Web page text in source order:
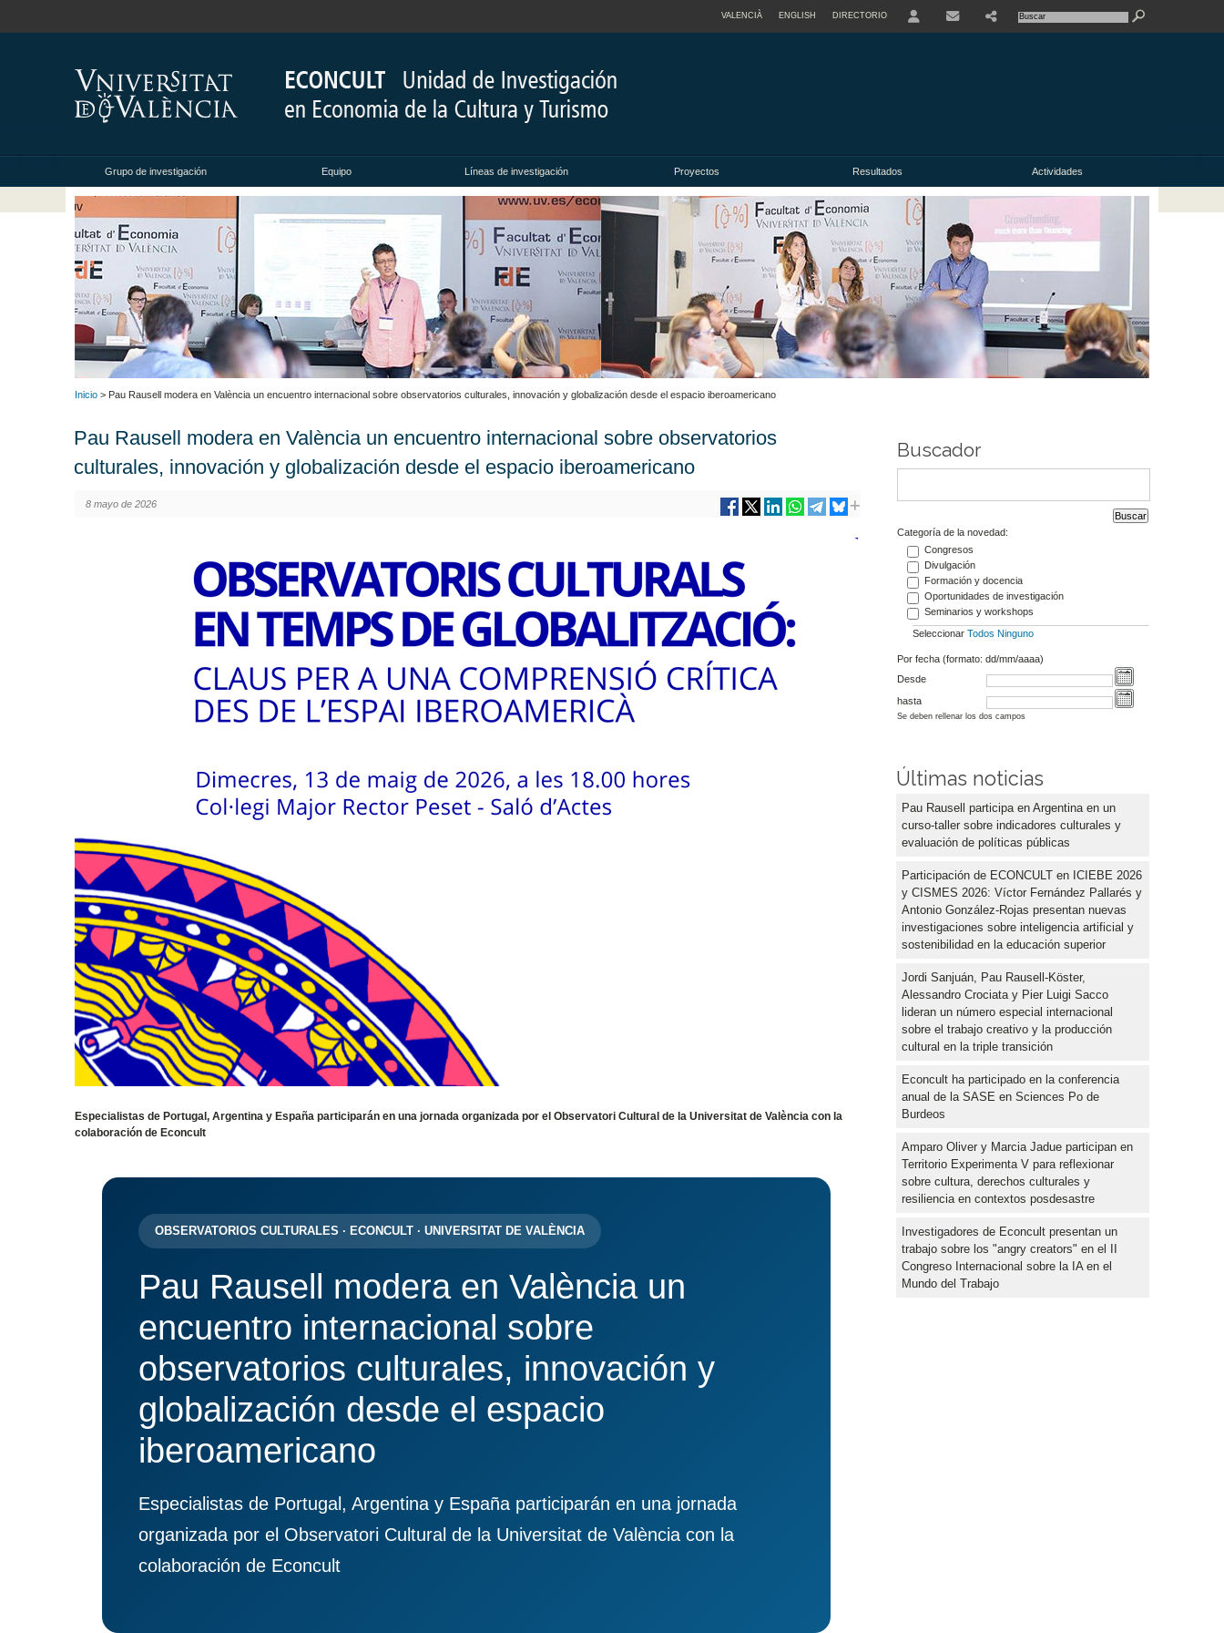
VALENCIÀ ENGLISH DIRECTORIO
Grupo de investigación Equipo Líneas de investigación Proyectos Resultados Actividades
Inicio > Pau Rausell modera en València un encuentro internacional sobre observatorios culturales, innovación y globalización desde el espacio iberoamericano
Pau Rausell modera en València un encuentro internacional sobre observatorios
culturales, innovación y globalización desde el espacio iberoamericano
8 mayo de 2026
Especialistas de Portugal, Argentina y España participarán en una jornada organizada por el Observatori Cultural de la Universitat de València con la
colaboración de Econcult
OBSERVATORIOS CULTURALES · ECONCULT · UNIVERSITAT DE VALÈNCIA
Pau Rausell modera en València un
encuentro internacional sobre
observatorios culturales, innovación y
globalización desde el espacio
iberoamericano
Especialistas de Portugal, Argentina y España participarán en una jornada
organizada por el Observatori Cultural de la Universitat de València con la
colaboración de Econcult
Buscador
Categoría de la novedad:
Congresos
Divulgación
Formación y docencia
Oportunidades de investigación
Seminarios y workshops
Seleccionar Todos Ninguno
Por fecha (formato: dd/mm/aaaa)
Desde
hasta
Se deben rellenar los dos campos
Últimas noticias
Pau Rausell participa en Argentina en un
curso-taller sobre indicadores culturales y
evaluación de políticas públicas
Participación de ECONCULT en ICIEBE 2026
y CISMES 2026: Víctor Fernández Pallarés y
Antonio González-Rojas presentan nuevas
investigaciones sobre inteligencia artificial y
sostenibilidad en la educación superior
Jordi Sanjuán, Pau Rausell-Köster,
Alessandro Crociata y Pier Luigi Sacco
lideran un número especial internacional
sobre el trabajo creativo y la producción
cultural en la triple transición
Econcult ha participado en la conferencia
anual de la SASE en Sciences Po de
Burdeos
Amparo Oliver y Marcia Jadue participan en
Territorio Experimenta V para reflexionar
sobre cultura, derechos culturales y
resiliencia en contextos posdesastre
Investigadores de Econcult presentan un
trabajo sobre los "angry creators" en el II
Congreso Internacional sobre la IA en el
Mundo del Trabajo